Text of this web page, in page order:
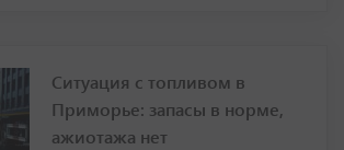
Ситуация с топливом в
Приморье: запасы в норме,
ажиотажа нет